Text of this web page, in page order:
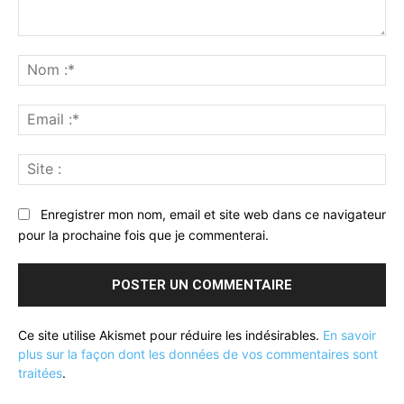
:*
:*
:
Enregistrer mon nom, email et site web dans ce navigateur
pour la prochaine fois que je commenterai.
Ce site utilise Akismet pour réduire les indésirables. En savoir
plus sur la façon dont les données de vos commentaires sont
traitées.